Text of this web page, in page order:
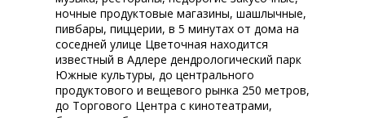
ночные продуктовые магазины, шашлычные,
пивбары, пиццерии, в 5 минутах от дома на
соседней улице Цветочная находится
известный в Адлере дендрологический парк
Южные культуры, до центрального
продуктового и вещевого рынка 250 метров,
до Торгового Центра с кинотеатрами,